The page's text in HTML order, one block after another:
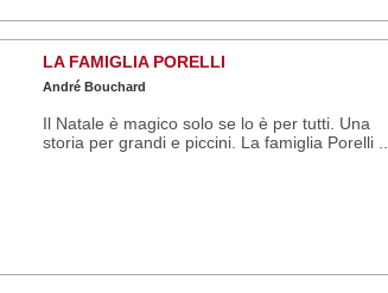
LA FAMIGLIA PORELLI
André Bouchard
Il Natale è magico solo se lo è per tutti. Una
storia per grandi e piccini. La famiglia Porelli ..